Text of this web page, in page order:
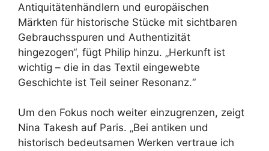
Antiquitätenhändlern und europäischen
Märkten für historische Stücke mit sichtbaren
Gebrauchsspuren und Authentizität
hingezogen“, fügt Philip hinzu. „Herkunft ist
wichtig – die in das Textil eingewebte
Geschichte ist Teil seiner Resonanz.“
Um den Fokus noch weiter einzugrenzen, zeigt
Nina Takesh auf Paris. „Bei antiken und
historisch bedeutsamen Werken vertraue ich